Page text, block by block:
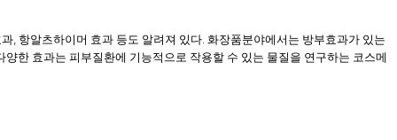
항알츠하이머 효과 등도 알려져 있다 화장품분야에서는 방부효과가 있는
양한 효과는 피부질환에 기능적으로 작용할 수 있는 물질을 연구하는 코스메